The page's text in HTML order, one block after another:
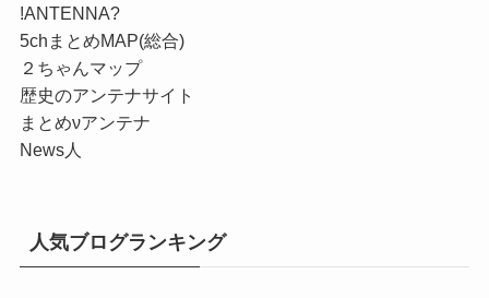
!ANTENNA?
5chまとめMAP(総合)
２ちゃんマップ
歴史のアンテナサイト
まとめνアンテナ
News人
人気ブログランキング